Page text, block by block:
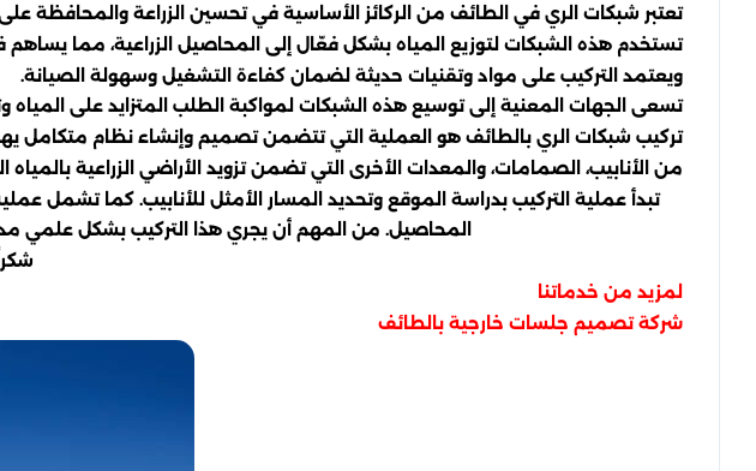
تعتبر شبكات الري في الطائف من الركائز الأساسية في تحسين الزراعة والمحافظة على
تستخدم هذه الشبكات لتوزيع المياه بشكل فعّال إلى المحاصيل الزراعية، مما يساهم
ويعتمد التركيب على مواد وتقنيات حديثة لضمان كفاءة التشغيل وسهولة الصيانة.
تسعى الجهات المعنية إلى توسيع هذه الشبكات لمواكبة الطلب المتزايد على
تركيب شبكات الري بالطائف هو العملية التي تتضمن تصميم وإنشاء نظام متكامل
من الأنابيب، الصمامات، والمعدات الأخرى التي تضمن تزويد الأراضي الزراعية بالمياه
تبدأ عملية التركيب بدراسة الموقع وتحديد المسار الأمثل للأنابيب. كما تشمل
المحاصيل. من المهم أن يجري هذا التركيب بشكل علمي
لمزيد من خدماتنا
شركة تصميم جلسات خارجية بالطائف